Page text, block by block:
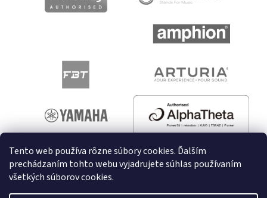
Tento web používa rôzne súbory cookies. Ďalším
prechádzaním tohto webu vyjadrujete súhlas používaním
všetkých súborov cookies.